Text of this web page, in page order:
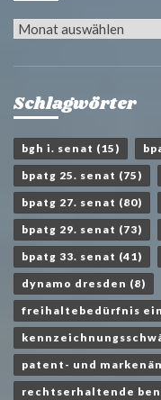
Archiv
Schlagwörter
bgh i. senat (15)
bpatg 25. senat (75)
bpatg 27. senat (80)
bpatg 29. senat (73)
bpatg 33. senat (41)
dynamo dresden (8)
freihaltebedürfnis
patent- und
rechtserhaltende